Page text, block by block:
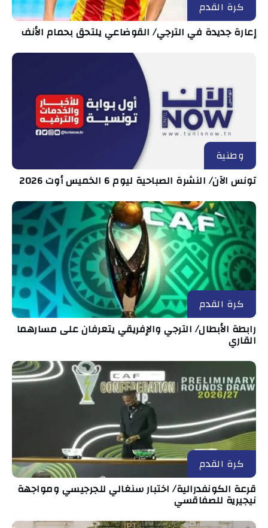
كرة القدم
إعارة جديدة في الترجي/ القوضاعي يلتحق بحمام الأنف
وطنية
تونس الآن/ النشرة الصباحية ليوم 6 الخميس أوت 2026
كرة القدم
رابطة الأبطال/ الترجي والإفريقي يتعرفان على مسارهما
القاري
كرة القدم
قرعة الكونفدرالية/ اختبار سنغالي للجرجيسي ومواجهة
نيجيرية للصفاقسي